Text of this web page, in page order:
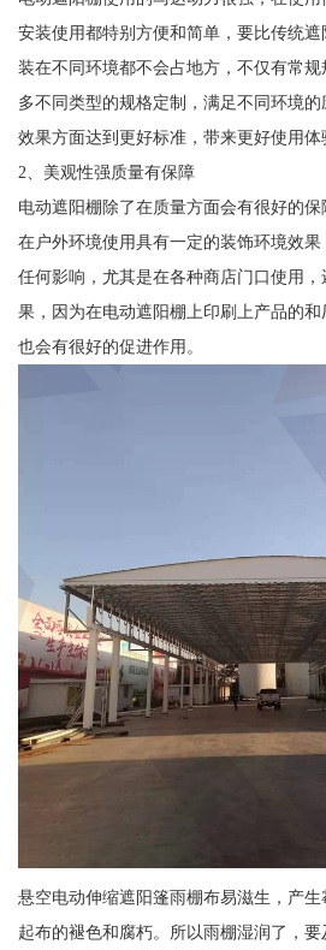
安装使用都特别方便和简单，要比传统
装在不同环境都不会占地方，不仅有常
多不同类型的规格定制，满足不同环境
效果方面达到更好标准，带来更好使用体
2、美观性强质量有保障
电动遮阳棚除了在质量方面会有很好的保
在户外环境使用具有一定的装饰环境效
任何影响，尤其是在各种商店门口使用
果，因为在电动遮阳棚上印刷上产品的
也会有很好的促进作用。
悬空电动伸缩遮阳篷雨棚布易滋生，产
起布的褪色和腐朽。所以雨棚湿润了，